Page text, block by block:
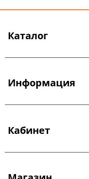
Каталог
Информация
Кабинет